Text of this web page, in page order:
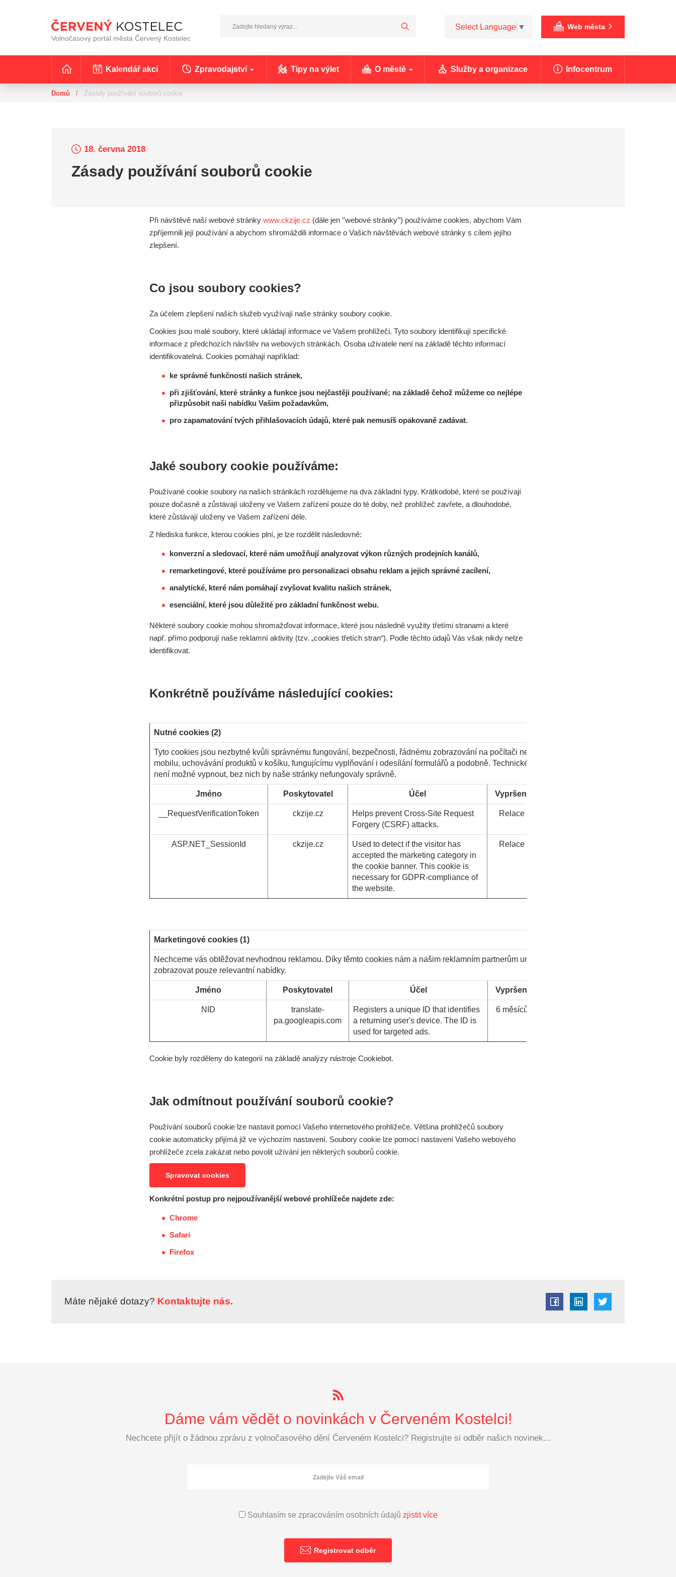
Volnočasový portál města Červený Kostelec
Select Language ▼ Web města
Kalendář akcí Zpravodajství Tipy na výlet O městě Služby a organizace Infocentrum
Domů / Zásady používání souborů cookie
18. června 2018
Zásady používání souborů cookie
Při návštěvě naší webové stránky www.ckzije.cz (dále jen ‘'webové stránky’’) používáme cookies, abychom Vám
zpříjemnili její používání a abychom shromáždili informace o Vašich návštěvách webové stránky s cílem jejího
zlepšení.
Co jsou soubory cookies?
Za účelem zlepšení našich služeb využívají naše stránky soubory cookie.
Cookies jsou malé soubory, které ukládají informace ve Vašem prohlížeči. Tyto soubory identifikují specifické
informace z předchozích návštěv na webových stránkách. Osoba uživatele není na základě těchto informací
identifikovatelná. Cookies pomáhají například:
ke správné funkčnosti našich stránek,
při zjišťování, které stránky a funkce jsou nejčastěji používané; na základě čehož můžeme co nejlépe
přizpůsobit naši nabídku Vašim požadavkům,
pro zapamatování tvých přihlašovacích údajů, které pak nemusíš opakovaně zadávat.
Jaké soubory cookie používáme:
Používané cookie soubory na našich stránkách rozdělujeme na dva základní typy. Krátkodobé, které se používají
pouze dočasně a zůstávají uloženy ve Vašem zařízení pouze do té doby, než prohlížeč zavřete, a dlouhodobé,
které zůstávají uloženy ve Vašem zařízení déle.
Z hlediska funkce, kterou cookies plní, je lze rozdělit následovně:
konverzní a sledovací, které nám umožňují analyzovat výkon různých prodejních kanálů,
remarketingové, které používáme pro personalizaci obsahu reklam a jejich správné zacílení,
analytické, které nám pomáhají zvyšovat kvalitu našich stránek,
esenciální, které jsou důležité pro základní funkčnost webu.
Některé soubory cookie mohou shromažďovat informace, které jsou následně využity třetími stranami a které
např. přímo podporují naše reklamní aktivity (tzv. „cookies třetích stran“). Podle těchto údajů Vás však nikdy nelze
identifikovat.
Konkrétně používáme následující cookies:
Nutné cookies (2)
Tyto cookies jsou nezbytné kvůli správnému fungování, bezpečnosti, řádnému zobrazování na počítači nebo na
mobilu, uchovávání produktů v košíku, fungujícímu vyplňování i odesílání formulářů a podobně. Technické cookies
není možné vypnout, bez nich by naše stránky nefungovaly správně.
Jméno Poskytovatel Účel Vypršení
__RequestVerificationToken ckzije.cz
Helps prevent Cross-Site Request
Forgery (CSRF) attacks.
Relace
ASP.NET_SessionId ckzije.cz
Used to detect if the visitor has
accepted the marketing category in
the cookie banner. This cookie is
necessary for GDPR-compliance of
the website.
Relace
Marketingové cookies (1)
Nechceme vás obtěžovat nevhodnou reklamou. Díky těmto cookies nám a našim reklamním partnerům umožníte
zobrazovat pouze relevantní nabídky.
Jméno Poskytovatel Účel Vypršení
NID
translate-
pa.googleapis.com
Registers a unique ID that identifies
a returning user's device. The ID is
used for targeted ads.
6 měsíců
Cookie byly rozděleny do kategorií na základě analýzy nástroje Cookiebot.
Jak odmítnout používání souborů cookie?
Používání souborů cookie lze nastavit pomocí Vašeho internetového prohlížeče. Většina prohlížečů soubory
cookie automaticky přijímá již ve výchozím nastavení. Soubory cookie lze pomocí nastavení Vašeho webového
prohlížeče zcela zakázat nebo povolit užívání jen některých souborů cookie.
Spravovat cookies
Konkrétní postup pro nejpoužívanější webové prohlížeče najdete zde:
Chrome
Safari
Firefox
Máte nějaké dotazy? Kontaktujte nás.
Dáme vám vědět o novinkách v Červeném Kostelci!
Nechcete přijít o žádnou zprávu z volnočasového dění Červeném Kostelci? Registrujte si odběr našich novinek...
Souhlasím se zpracováním osobních údajů zjistit více
Registrovat odběr